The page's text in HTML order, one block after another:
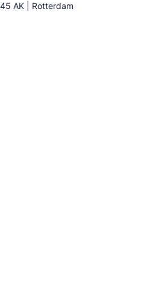
AK | Rotterdam